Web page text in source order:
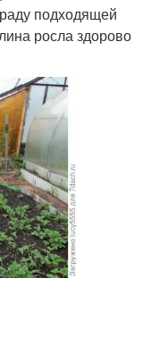
подходящей
росла здорово